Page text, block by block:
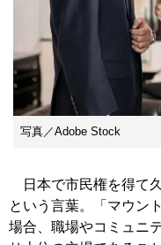
写真／Adobe Stock
日本で市民権を得て
という言葉。「マウン
場合、職場やコミュニ